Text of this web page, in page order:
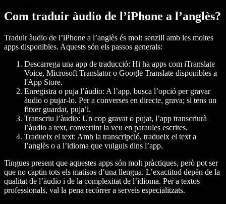
Com traduir àudio de l’iPhone a l’anglès?
Traduir àudio de l’iPhone a l’anglès és molt senzill amb les moltes
apps disponibles. Aquests són els passos generals:
Descarrega una app de traducció: Hi ha apps com iTranslate
Voice, Microsoft Translator o Google Translate disponibles a
l'App Store.
Enregistra o puja l’àudio: A l’app, busca l’opció per gravar
àudio o pujar-lo. Per a converses en directe, grava; si tens un
fitxer guardat, puja’l.
Transcriu l’àudio: Un cop gravat o pujat, l’app transcriurà
l’àudio a text, convertint la veu en paraules escrites.
Tradueix el text: Amb la transcripció, tradueix el text a
l’anglès o a l’idioma que vulguis dins l’app.
Tingues present que aquestes apps són molt pràctiques, però pot ser
que no captin tots els matisos d’una llengua. L’exactitud depèn de la
qualitat de l’àudio i de la complexitat de l’idioma. Per a textos
professionals, val la pena recórrer a serveis especialitzats.